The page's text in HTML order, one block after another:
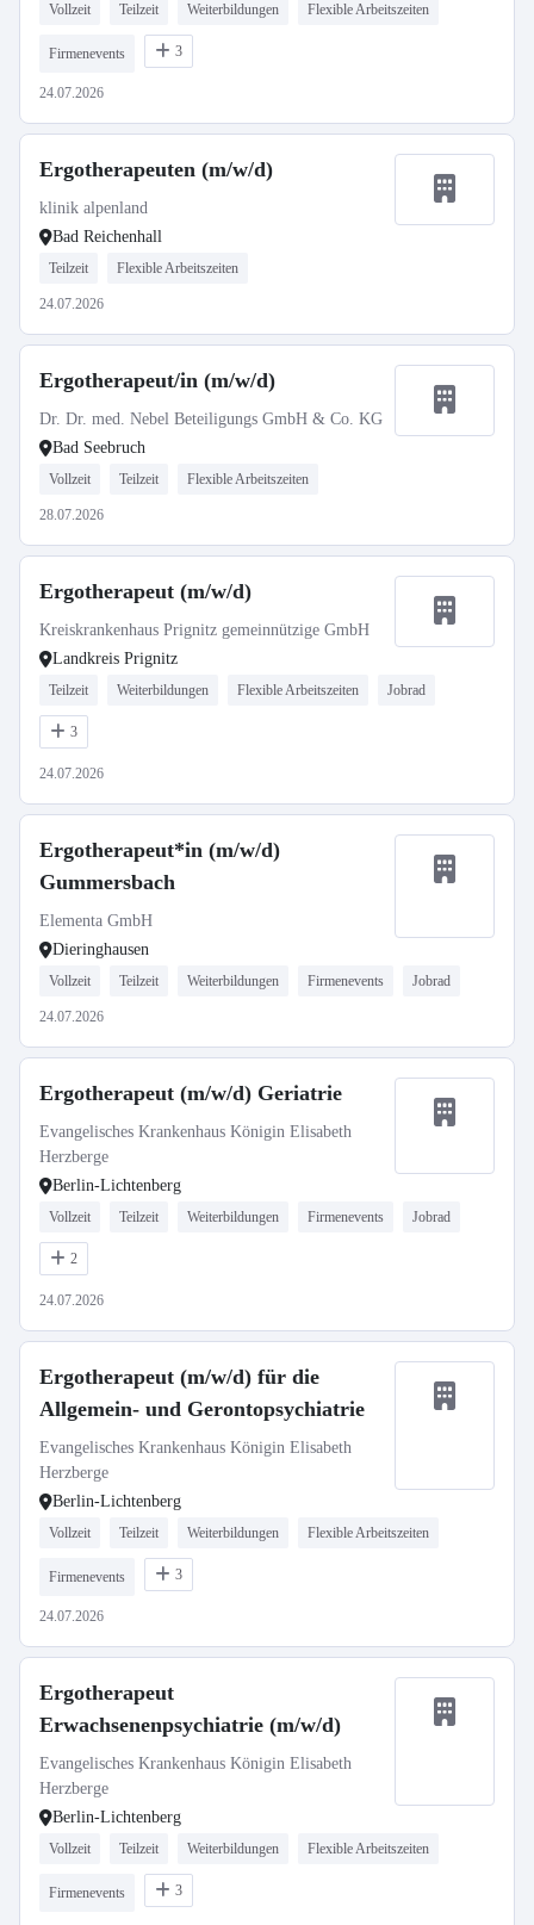
Vollzeit Teilzeit Weiterbildungen Flexible Arbeitszeiten
Firmenevents 3
24.07.2026
Ergotherapeuten (m/w/d)
klinik alpenland
Bad Reichenhall
Teilzeit Flexible Arbeitszeiten
24.07.2026
Ergotherapeut/in (m/w/d)
Dr. Dr. med. Nebel Beteiligungs GmbH & Co. KG
Bad Seebruch
Vollzeit Teilzeit Flexible Arbeitszeiten
28.07.2026
Ergotherapeut (m/w/d)
Kreiskrankenhaus Prignitz gemeinnützige GmbH
Landkreis Prignitz
Teilzeit Weiterbildungen Flexible Arbeitszeiten Jobrad
3
24.07.2026
Ergotherapeut*in (m/w/d)
Gummersbach
Elementa GmbH
Dieringhausen
Vollzeit Teilzeit Weiterbildungen Firmenevents Jobrad
24.07.2026
Ergotherapeut (m/w/d) Geriatrie
Evangelisches Krankenhaus Königin Elisabeth
Herzberge
Berlin-Lichtenberg
Vollzeit Teilzeit Weiterbildungen Firmenevents Jobrad
2
24.07.2026
Ergotherapeut (m/w/d) für die
Allgemein- und Gerontopsychiatrie
Evangelisches Krankenhaus Königin Elisabeth
Herzberge
Berlin-Lichtenberg
Vollzeit Teilzeit Weiterbildungen Flexible Arbeitszeiten
Firmenevents 3
24.07.2026
Ergotherapeut
Erwachsenenpsychiatrie (m/w/d)
Evangelisches Krankenhaus Königin Elisabeth
Herzberge
Berlin-Lichtenberg
Vollzeit Teilzeit Weiterbildungen Flexible Arbeitszeiten
Firmenevents 3